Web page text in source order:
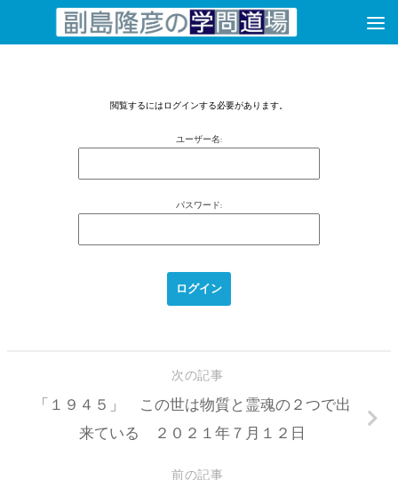
コンテンツへスキップ
閲覧するにはログインする必要があります。
ユーザー名:
パスワード:
次の記事
「１９４５」 この世は物質と霊魂の２つで出
来ている ２０２１年７月１２日
前の記事